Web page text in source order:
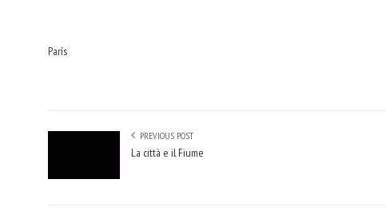
París
PREVIOUS POST
La città e il Fiume